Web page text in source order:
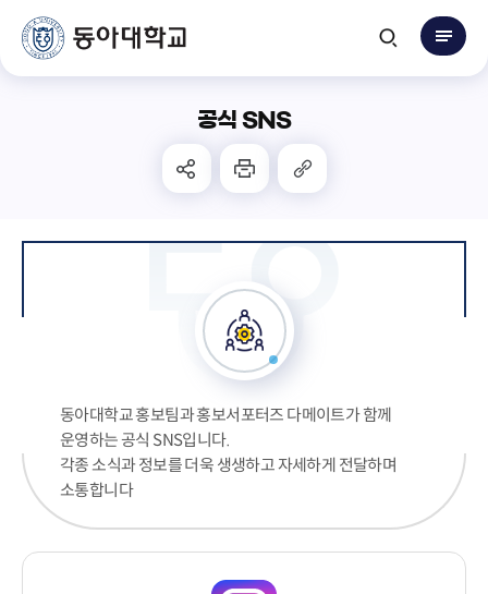
공식 SNS
동아대학교 홍보팀과 홍보서포터즈 다메이트가 함께
운영하는 공식 SNS입니다.
각종 소식과 정보를 더욱 생생하고 자세하게 전달하며
소통합니다